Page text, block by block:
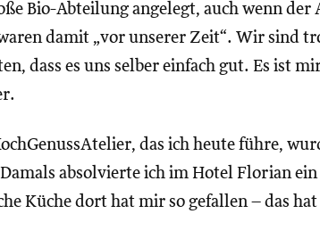
Bio-Abteilung angelegt, auch wenn der
damit „vor unserer Zeit“. Wir sind
dass es uns selber einfach gut. Es ist
das ich heute führe,
absolvierte ich im Hotel Florian
Küche dort hat mir so gefallen – das